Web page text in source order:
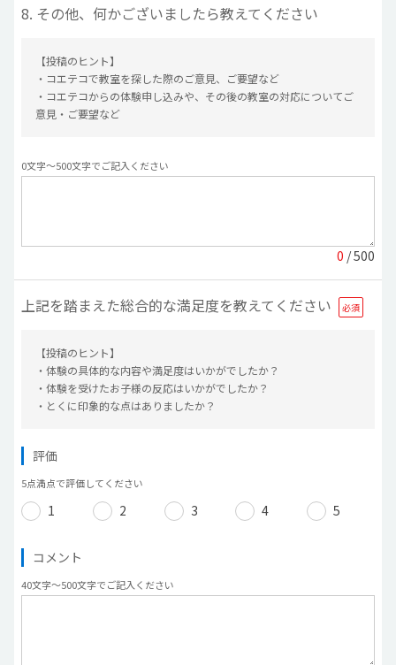
8. その他、何かございましたら教えてください
【投稿のヒント】
・コエテコで教室を探した際のご意見、ご要望など
・コエテコからの体験申し込みや、その後の教室の対応についてご
意見・ご要望など
0文字〜500文字でご記入ください
0 / 500
上記を踏まえた総合的な満足度を教えてください
【投稿のヒント】
・体験の具体的な内容や満足度はいかがでしたか？
・体験を受けたお子様の反応はいかがでしたか？
・とくに印象的な点はありましたか？
評価
5点満点で評価してください
1 2 3 4 5
コメント
40文字〜500文字でご記入ください